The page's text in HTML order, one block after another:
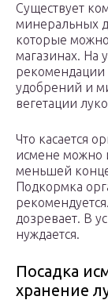
Существует
минеральных
которые
магазинах. На
рекомендации
удобрений и
вегетации
Что касается
исмене можно
меньшей
Подкормка
дозревает. В
нуждается.
Посадка
хранение